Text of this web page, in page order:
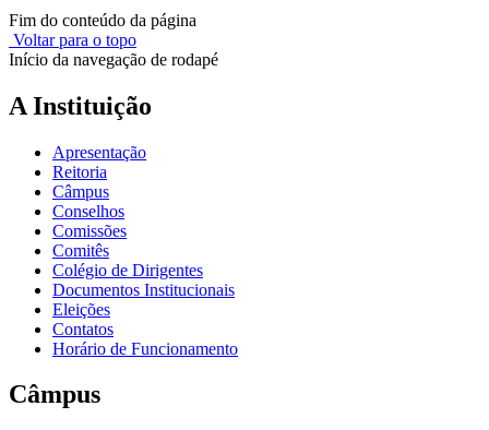
Fim do conteúdo da página
Voltar para o topo
Início da navegação de rodapé
A Instituição
Apresentação
Reitoria
Câmpus
Conselhos
Comissões
Comitês
Colégio de Dirigentes
Documentos Institucionais
Eleições
Contatos
Horário de Funcionamento
Câmpus